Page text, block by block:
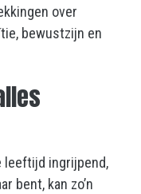
over
bewustzijn en
leeftijd ingrijpend,
bent, kan zo’n